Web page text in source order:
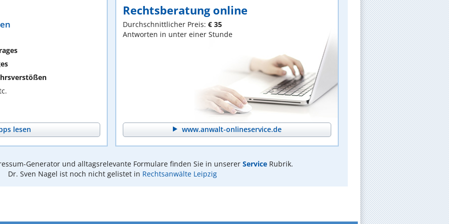
lesen
Rechtsberatung online
Durchschnittlicher Preis: € 35
Antworten in unter einer Stunde
www.anwalt-onlineservice.de
Generator und alltagsrelevante Formulare finden Sie in unserer ServiceRubrik.
Dr. Sven Nagel ist noch nicht gelistet in Rechtsanwälte Leipzig